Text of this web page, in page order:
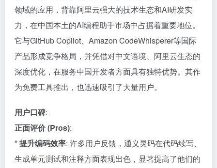
领域的应用，背靠阿里云强大的技术生态和AI研发实
力，在中国本土的AI编程助手市场中占据着重要地位。
它与GitHub Copilot、Amazon CodeWhisperer等国际
产品形成竞争格局，并凭借对中文语境、阿里云生态的
深度优化，在服务中国开发者方面具有独特优势。其作
为免费工具推出，也迅速吸引了大量用户。
用户口碑:
正面评价 (Pros):
*提升编码效率: 许多用户反馈，通义灵码在代码续写、
生成单元测试和注释方面表现出色，显著提高了他们的